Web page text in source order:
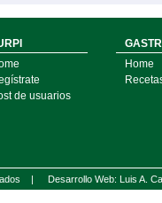
de usuarios
Home
| Desarrollo Web: Luis